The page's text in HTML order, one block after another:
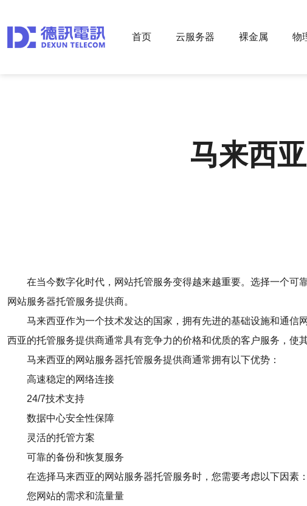
首页 云服务器 裸金属 物
马来西
在当今数字化时代，网站托管服务变得越来越重要。选择一个
网站服务器托管服务提供商。
马来西亚作为一个技术发达的国家，拥有先进的基础设施和通
西亚的托管服务提供商通常具有竞争力的价格和优质的客户服务，使
马来西亚的网站服务器托管服务提供商通常拥有以下优势：
高速稳定的网络连接
24/7技术支持
数据中心安全性保障
灵活的托管方案
可靠的备份和恢复服务
在选择马来西亚的网站服务器托管服务时，您需要考虑以下因素：
您网站的需求和流量量